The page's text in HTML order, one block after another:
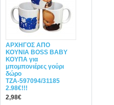
ΑΡΧΗΓΟΣ ΑΠΟ
ΚΟΥΝΙΑ BOSS BABY
ΚΟΥΠΑ για
μπομπονιέρες γούρι
δώρο
ΤΖΑ-597094/31185
2.98€!!!
2,98€